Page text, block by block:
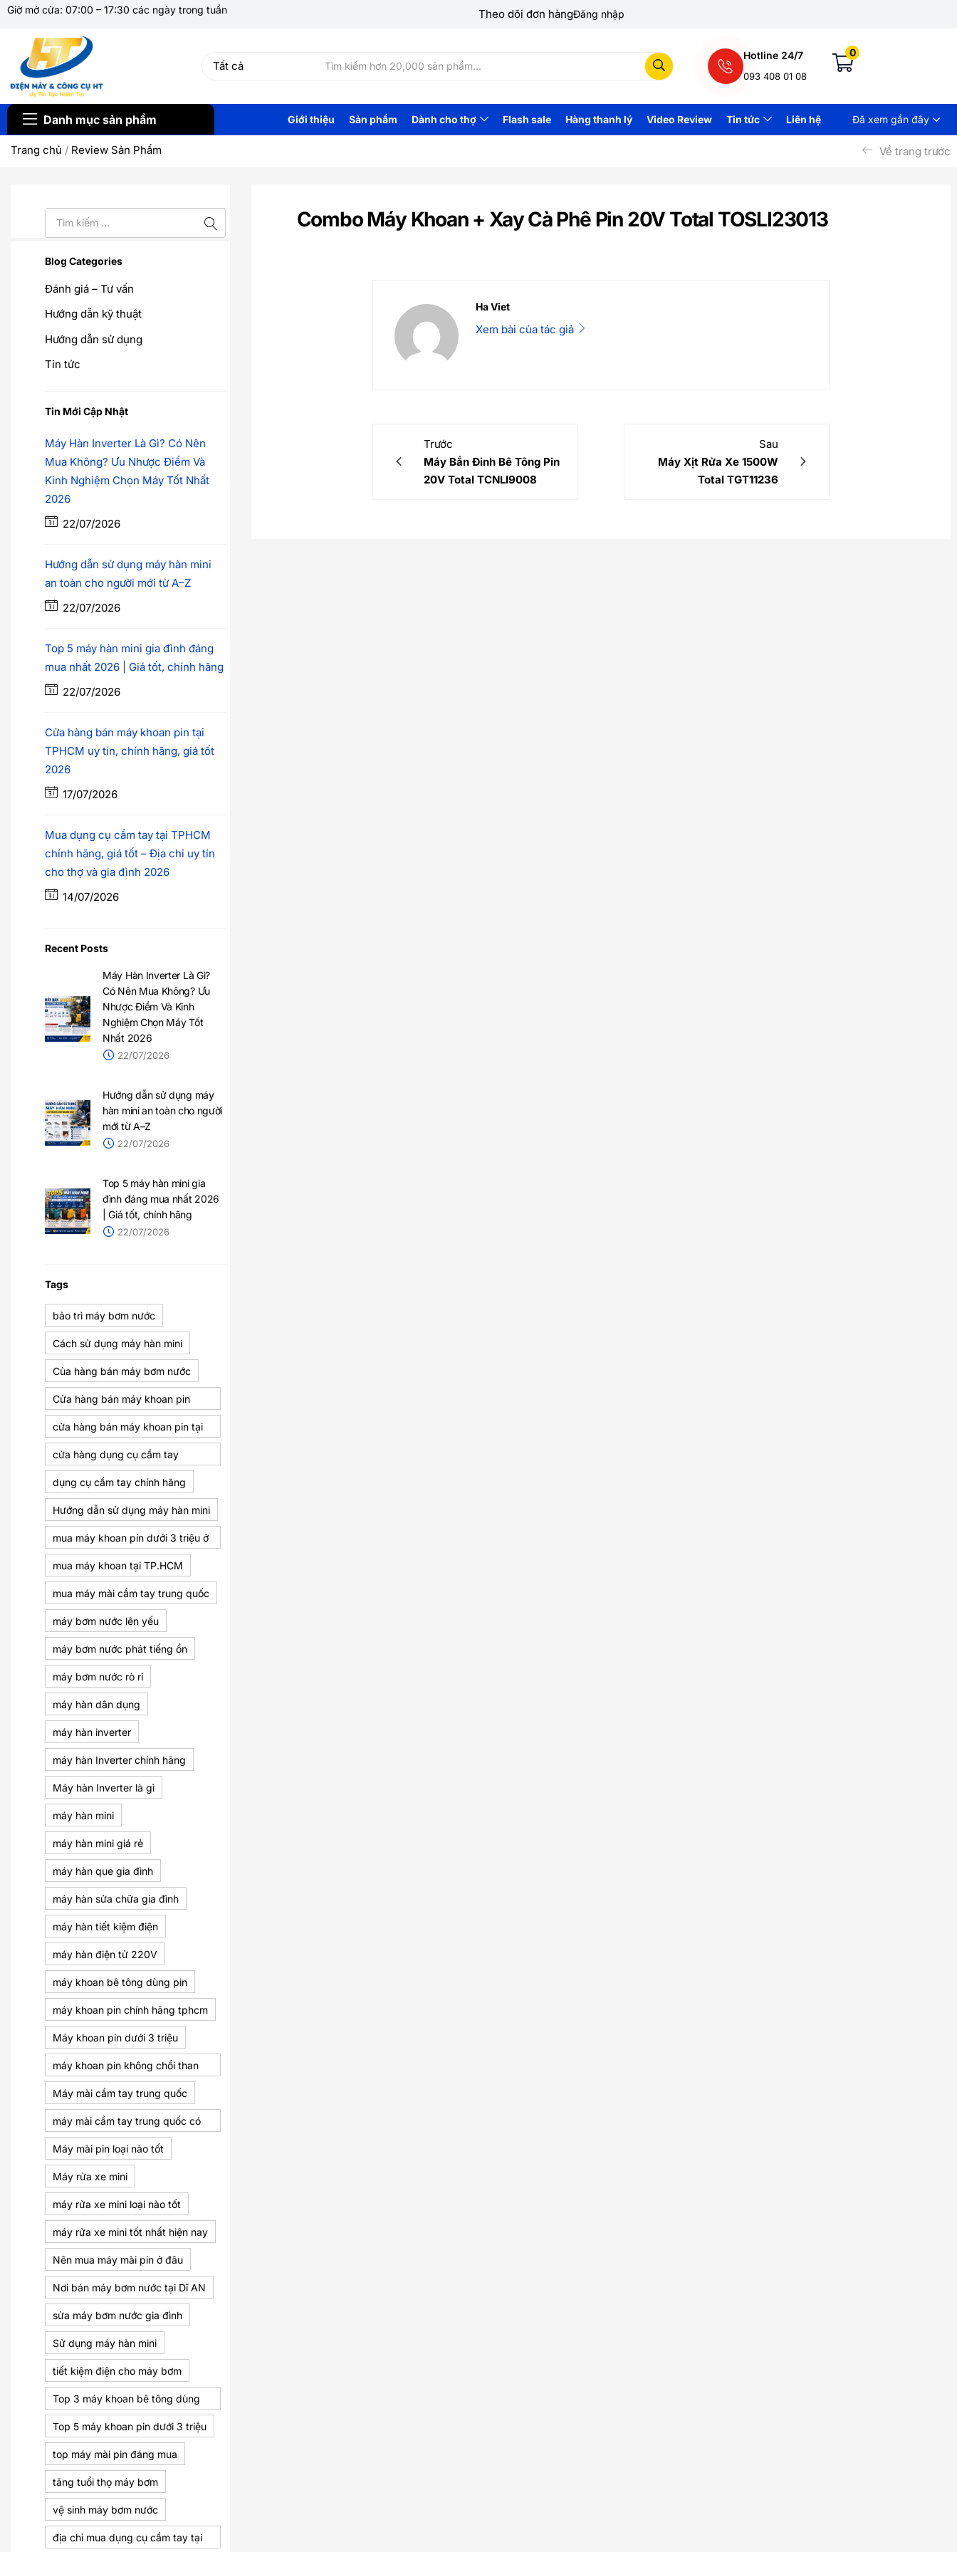
Giờ mở cửa: 07:00 – 17:30 các ngày trong tuần Theo dõi đơn hàngĐăng nhập
Hotline 24/7
093 408 01 08
0
Danh mục sản phẩm Giới thiệu Sản phẩm Dành cho thợ Flash sale Hàng thanh lý Video Review Tin tức Liên hệ Đã xem gần đây
Trang chủ / Review Sản Phẩm Về trang trước
Blog Categories
Đánh giá – Tư vấn
Hướng dẫn kỹ thuật
Hướng dẫn sử dụng
Tin tức
Tin Mới Cập Nhật
Máy Hàn Inverter Là Gì? Có Nên
Mua Không? Ưu Nhược Điểm Và
Kinh Nghiệm Chọn Máy Tốt Nhất
2026
22/07/2026
Hướng dẫn sử dụng máy hàn mini
an toàn cho người mới từ A–Z
22/07/2026
Top 5 máy hàn mini gia đình đáng
mua nhất 2026 | Giá tốt, chính hãng
22/07/2026
Cửa hàng bán máy khoan pin tại
TPHCM uy tín, chính hãng, giá tốt
2026
17/07/2026
Mua dụng cụ cầm tay tại TPHCM
chính hãng, giá tốt – Địa chỉ uy tín
cho thợ và gia đình 2026
14/07/2026
Recent Posts
Máy Hàn Inverter Là Gì?
Có Nên Mua Không? Ưu
Nhược Điểm Và Kinh
Nghiệm Chọn Máy Tốt
Nhất 2026
22/07/2026
Hướng dẫn sử dụng máy
hàn mini an toàn cho người
mới từ A–Z
22/07/2026
Top 5 máy hàn mini gia
đình đáng mua nhất 2026
| Giá tốt, chính hãng
22/07/2026
Tags
bảo trì máy bơm nước
Cách sử dụng máy hàn mini
Của hàng bán máy bơm nước
Cửa hàng bán máy khoan pin
chính hãng tphcm
cửa hàng bán máy khoan pin tại
TP.HCM
cửa hàng dụng cụ cầm tay
TP.HCM
dụng cụ cầm tay chính hãng
Hướng dẫn sử dụng máy hàn mini
mua máy khoan pin dưới 3 triệu ở
mua máy khoan tại TP.HCM
mua máy mài cầm tay trung quốc
máy bơm nước lên yếu
máy bơm nước phát tiếng ồn
máy bơm nước rò rỉ
máy hàn dân dụng
máy hàn inverter
máy hàn Inverter chính hãng
Máy hàn Inverter là gì
máy hàn mini
máy hàn mini giá rẻ
máy hàn que gia đình
máy hàn sửa chữa gia đình
máy hàn tiết kiệm điện
máy hàn điện tử 220V
máy khoan bê tông dùng pin
máy khoan pin chính hãng tphcm
Máy khoan pin dưới 3 triệu
máy khoan pin không chổi than
dưới 3 triệu
Máy mài cầm tay trung quốc
máy mài cầm tay trung quốc có
bền không
Máy mài pin loại nào tốt
Máy rửa xe mini
máy rửa xe mini loại nào tốt
máy rửa xe mini tốt nhất hiện nay
Nên mua máy mài pin ở đâu
Nơi bán máy bơm nước tại Dĩ AN
sửa máy bơm nước gia đình
Sử dụng máy hàn mini
tiết kiệm điện cho máy bơm
Top 3 máy khoan bê tông dùng
pin đáng mua nhất
Top 5 máy khoan pin dưới 3 triệu
top máy mài pin đáng mua
tăng tuổi thọ máy bơm
vệ sinh máy bơm nước
địa chỉ mua dụng cụ cầm tay tại
Combo Máy Khoan + Xay Cà Phê Pin 20V Total TOSLI23013
Ha Viet
Xem bài của tác giả
Trước
Máy Bắn Đinh Bê Tông Pin
20V Total TCNLI9008
Sau
Máy Xịt Rửa Xe 1500W
Total TGT11236